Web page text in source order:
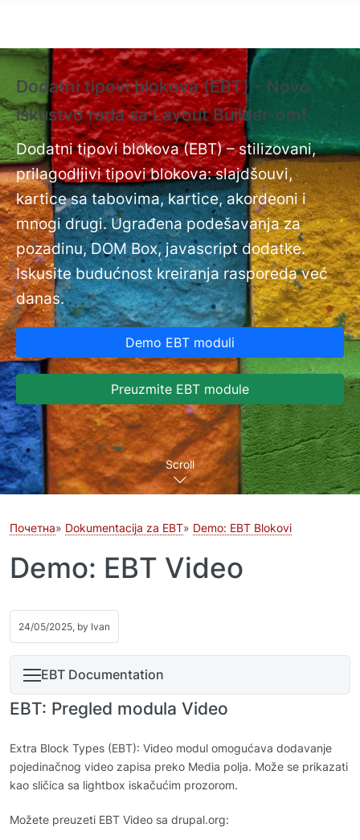
Dodatni tipovi blokova (EBT) - Novo
iskustvo rada sa Layout Builder-om❗
Dodatni tipovi blokova (EBT) – stilizovani,
prilagodljivi tipovi blokova: slajdšouvi,
kartice sa tabovima, kartice, akordeoni i
mnogi drugi. Ugrađena podešavanja za
pozadinu, DOM Box, javascript dodatke.
Iskusite budućnost kreiranja rasporeda već
danas.
Demo EBT moduli
Preuzmite EBT module
na
Scroll
Почетна Dokumentacija za EBT Demo: EBT Blokovi
Demo: EBT Video
24/05/2025, by Ivan
EBT Documentation
EBT: Pregled modula Video
Extra Block Types (EBT): Video modul omogućava dodavanje
pojedinačnog video zapisa preko Media polja. Može se prikazati
kao sličica sa lightbox iskačućim prozorom.
Možete preuzeti EBT Video sa drupal.org: